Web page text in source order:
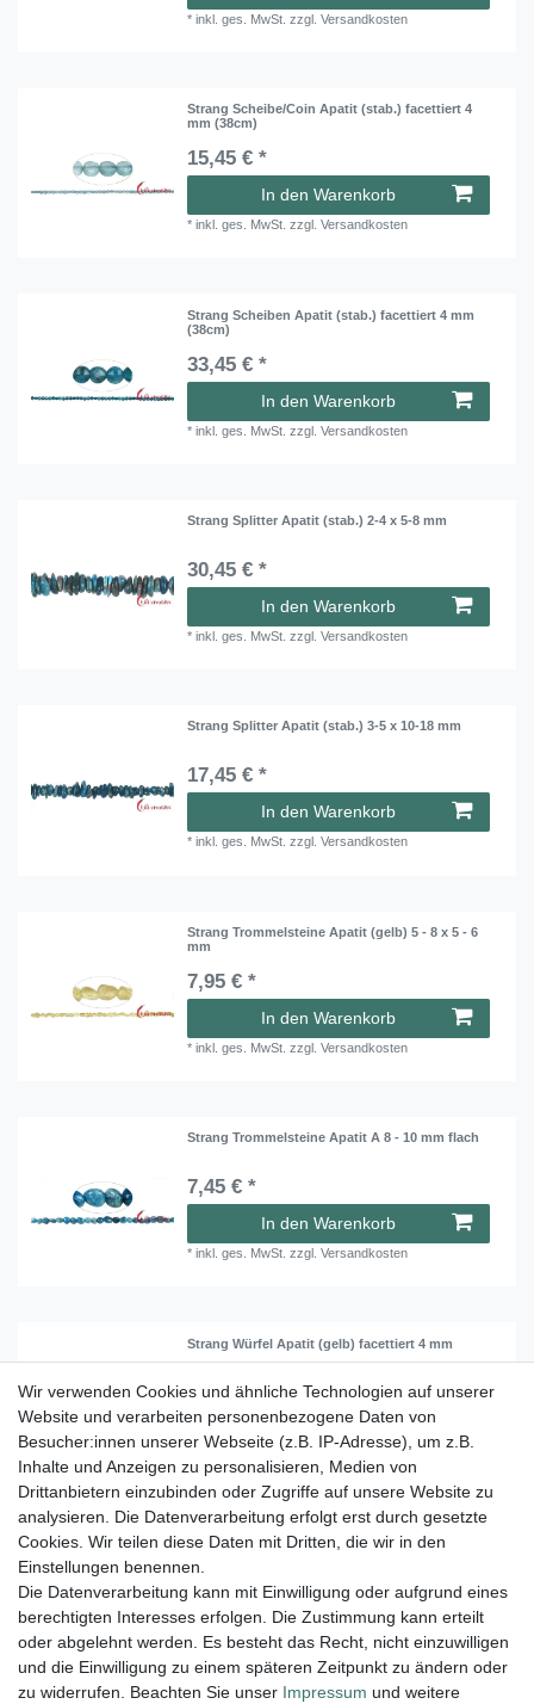
*inkl. ges. MwSt. zzgl.Versandkosten
Strang Scheibe/Coin Apatit (stab.) facettiert 4
mm (38cm)
15,45 € *
In den Warenkorb
*inkl. ges. MwSt. zzgl.Versandkosten
Strang Scheiben Apatit (stab.) facettiert 4 mm
(38cm)
33,45 € *
In den Warenkorb
*inkl. ges. MwSt. zzgl.Versandkosten
Strang Splitter Apatit (stab.) 2-4 x 5-8 mm
30,45 € *
In den Warenkorb
*inkl. ges. MwSt. zzgl.Versandkosten
Strang Splitter Apatit (stab.) 3-5 x 10-18 mm
17,45 € *
In den Warenkorb
*inkl. ges. MwSt. zzgl.Versandkosten
Strang Trommelsteine Apatit (gelb) 5 - 8 x 5 - 6
mm
7,95 € *
In den Warenkorb
*inkl. ges. MwSt. zzgl.Versandkosten
Strang Trommelsteine Apatit A 8 - 10 mm flach
7,45 € *
In den Warenkorb
*inkl. ges. MwSt. zzgl.Versandkosten
Strang Würfel Apatit (gelb) facettiert 4 mm
20,45 € *
In den Warenkorb
inkl. ges. MwSt. Versandkosten
Lieferung und Versand
Wir verwenden Cookies und ähnliche Technologien auf unserer
Website und verarbeiten personenbezogene Daten von
Besucher:innen unserer Webseite (z.B. IP-Adresse), um z.B.
Inhalte und Anzeigen zu personalisieren, Medien von
Drittanbietern einzubinden oder Zugriffe auf unsere Website zu
analysieren. Die Datenverarbeitung erfolgt erst durch gesetzte
Cookies. Wir teilen diese Daten mit Dritten, die wir in den
Einstellungen benennen.
Die Datenverarbeitung kann mit Einwilligung oder aufgrund eines
berechtigten Interesses erfolgen. Die Zustimmung kann erteilt
oder abgelehnt werden. Es besteht das Recht, nicht einzuwilligen
und die Einwilligung zu einem späteren Zeitpunkt zu ändern oder
zu widerrufen. Beachten Sie unser Impressum und weitere